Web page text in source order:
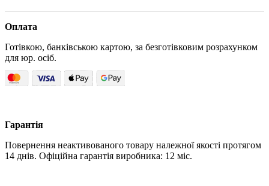
Оплата
Готівкою, банківською картою, за безготівковим розрахунком
для юр. осіб.
Гарантія
Повернення неактивованого товару належної якості протягом
14 днів. Офіційна гарантія виробника: 12 міс.